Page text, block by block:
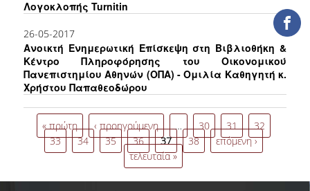
ΔΑΝΕΙΣΜΟΣ
ΔΙΑΔΑΝΕΙΣΜΟΣ
ΠΑΡΑΓΓΕΛΙΕΣ ΒΙΒΛΙΩΝ
ΦΩΤΟΤΥΠΗΣΗ –
ΕΚΤΥΠΩΣΗ
ΤΕΧΝΙΚΗ ΥΠΟΔΟΜΗ
Λογοκλοπής Turnitin
26-05-2017
Ανοικτή Ενημερωτική Επίσκεψη στη Βιβλιοθήκη &
Κέντρο Πληροφόρησης του Οικονομικού
Πανεπιστημίου Αθηνών (ΟΠΑ) - Ομιλία Καθηγητή κ.
Χρήστου Παπαθεοδώρου
Σελίδες
« πρώτη ‹ προηγούμενη … 30 31
32
33
34 35 36 37 38
επόμενη ›
τελευταία »